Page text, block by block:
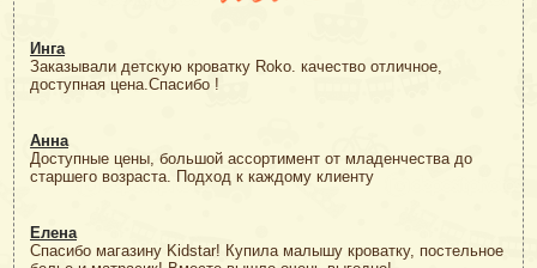
Инга
Заказывали детскую кроватку Roko. качество отличное,
доступная цена.Спасибо !
Анна
Доступные цены, большой ассортимент от младенчества до
старшего возраста. Подход к каждому клиенту
Елена
Спасибо магазину Kidstar! Купила малышу кроватку, постельное